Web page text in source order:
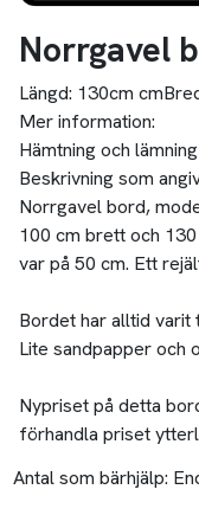
Norrgavel
Längd: 130cm cm
Mer information:
Hämtning och
Beskrivning som
Norrgavel bord,
100 cm brett och
var på 50 cm. Ett
Bordet har alltid varit
Lite sandpapper och
Nypriset på detta
förhandla priset
Antal som bärhjälp: